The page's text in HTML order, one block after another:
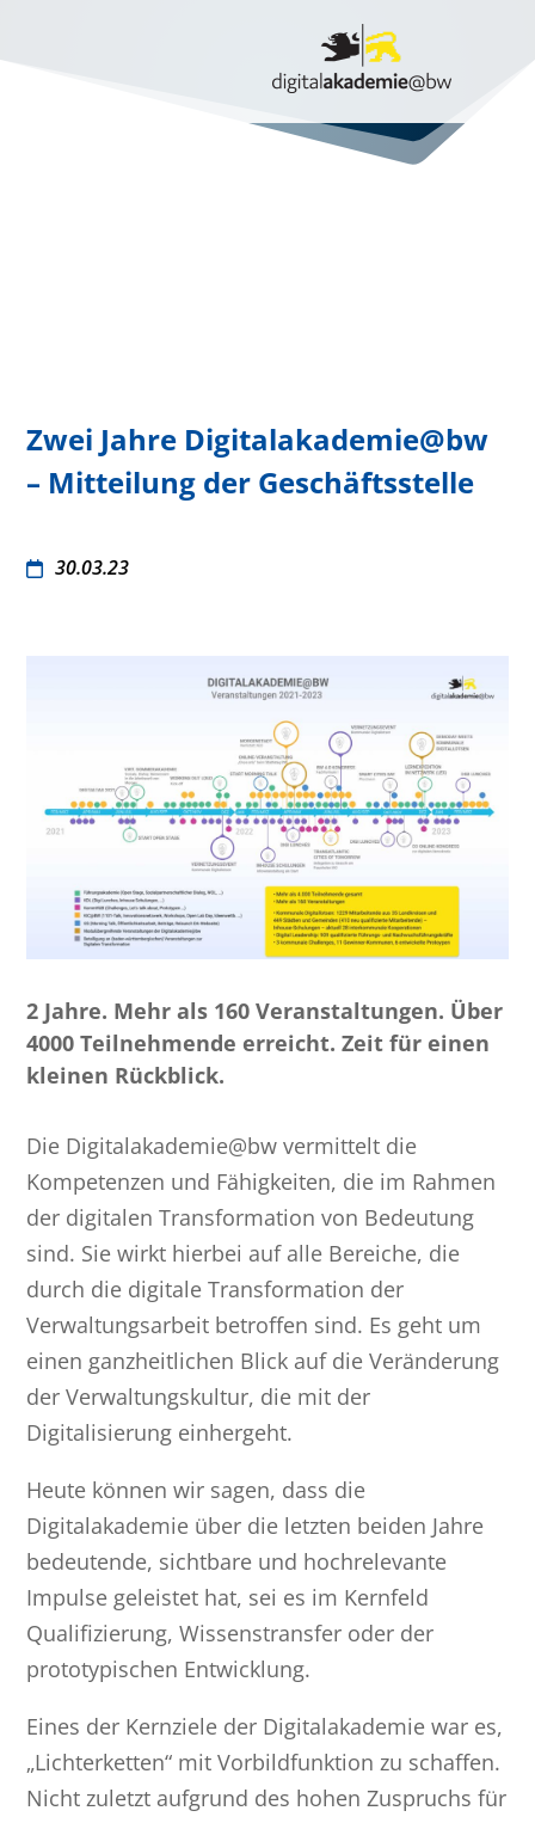
Zwei Jahre Digitalakademie@bw
– Mitteilung der Geschäftsstelle
30.03.23
2 Jahre. Mehr als 160 Veranstaltungen. Über
4000 Teilnehmende erreicht. Zeit für einen
kleinen Rückblick.
Die Digitalakademie@bw vermittelt die
Kompetenzen und Fähigkeiten, die im Rahmen
der digitalen Transformation von Bedeutung
sind. Sie wirkt hierbei auf alle Bereiche, die
durch die digitale Transformation der
Verwaltungsarbeit betroffen sind. Es geht um
einen ganzheitlichen Blick auf die Veränderung
der Verwaltungskultur, die mit der
Digitalisierung einhergeht.
Heute können wir sagen, dass die
Digitalakademie über die letzten beiden Jahre
bedeutende, sichtbare und hochrelevante
Impulse geleistet hat, sei es im Kernfeld
Qualifizierung, Wissenstransfer oder der
prototypischen Entwicklung.
Eines der Kernziele der Digitalakademie war es,
„Lichterketten“ mit Vorbildfunktion zu schaffen.
Nicht zuletzt aufgrund des hohen Zuspruchs für